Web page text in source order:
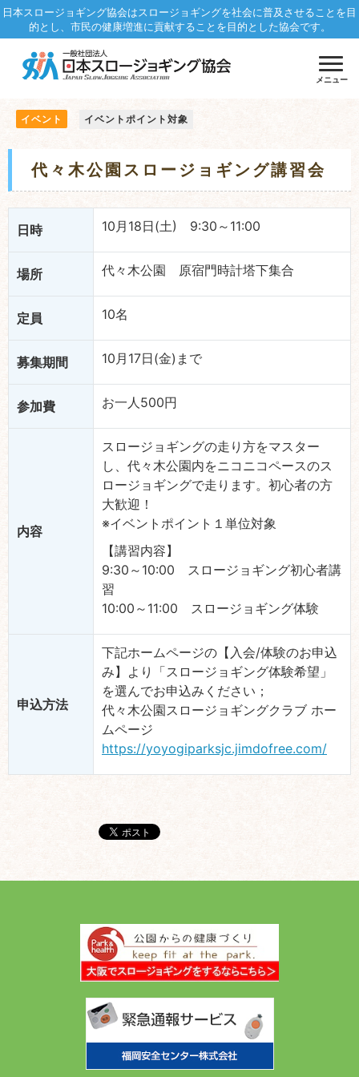
日本スロージョギング協会はスロージョギングを社会に普及させることを目
的とし、市民の健康増進に貢献することを目的とした協会です。
メニュー
イベント イベントポイント対象
代々木公園スロージョギング講習会
日時 10月18日(土) 9:30～11:00
場所 代々木公園 原宿門時計塔下集合
定員 10名
募集期間 10月17日(金)まで
参加費 お一人500円
内容
スロージョギングの走り方をマスター
し、代々木公園内をニコニコペースのス
ロージョギングで走ります。初心者の方
大歓迎！
※イベントポイント１単位対象
【講習内容】
9:30～10:00 スロージョギング初心者講
習
10:00～11:00 スロージョギング体験
申込方法
下記ホームページの【入会/体験のお申込
み】より「スロージョギング体験希望」
を選んでお申込みください；
代々木公園スロージョギングクラブ ホー
ムページ
https://yoyogiparksjc.jimdofree.com/